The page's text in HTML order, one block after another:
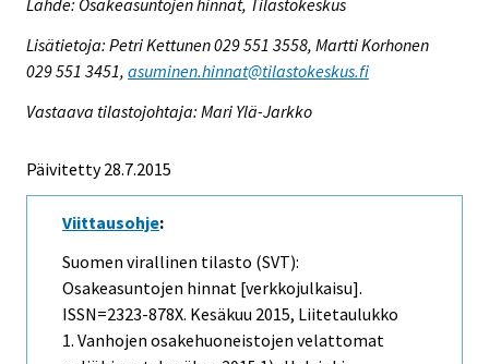
Lähde: Osakeasuntojen hinnat, Tilastokeskus
Lisätietoja: Petri Kettunen 029 551 3558, Martti Korhonen
029 551 3451, asuminen.hinnat@tilastokeskus.fi
Vastaava tilastojohtaja: Mari Ylä-Jarkko
Päivitetty 28.7.2015
Viittausohje:
Suomen virallinen tilasto (SVT):
Osakeasuntojen hinnat [verkkojulkaisu].
ISSN=2323-878X. Kesäkuu 2015, Liitetaulukko
1. Vanhojen osakehuoneistojen velattomat